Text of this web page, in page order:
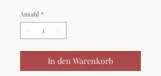
Anzahl *
In den Warenkorb